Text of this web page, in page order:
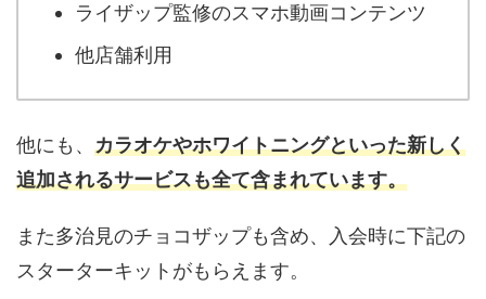
ライザップ監修のスマホ動画コンテンツ
他店舗利用
他にも、 カラオケやホワイトニングといった新しく
追加されるサービスも全て含まれています。
また多治見のチョコザップも含め、入会時に下記の
スターターキットがもらえます。